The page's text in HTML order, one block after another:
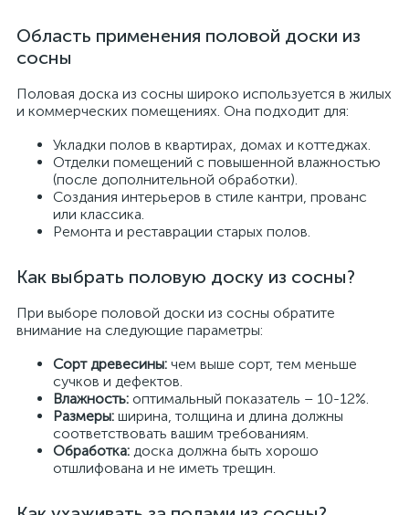
Область применения половой доски из
сосны
Половая доска из сосны широко используется в жилых
и коммерческих помещениях. Она подходит для:
Укладки полов в квартирах, домах и коттеджах.
Отделки помещений с повышенной влажностью
(после дополнительной обработки).
Создания интерьеров в стиле кантри, прованс
или классика.
Ремонта и реставрации старых полов.
Как выбрать половую доску из сосны?
При выборе половой доски из сосны обратите
внимание на следующие параметры:
Сорт древесины: чем выше сорт, тем меньше
сучков и дефектов.
Влажность: оптимальный показатель – 10-12%.
Размеры: ширина, толщина и длина должны
соответствовать вашим требованиям.
Обработка: доска должна быть хорошо
отшлифована и не иметь трещин.